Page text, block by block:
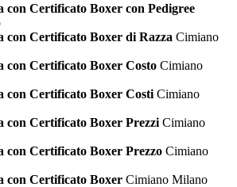
con Certificato Boxer con Pedigree
con Certificato Boxer di Razza Cimiano
con Certificato Boxer Costo Cimiano
con Certificato Boxer Costi Cimiano
con Certificato Boxer Prezzi Cimiano
con Certificato Boxer Prezzo Cimiano
con Certificato Boxer Cimiano Milano